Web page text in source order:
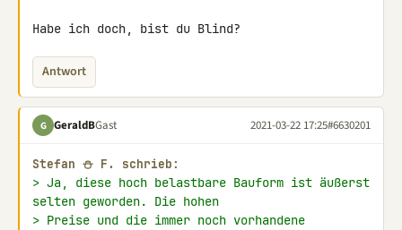
Habe ich doch, bist du Blind?
Antwort
G GeraldBGast 2021-03-22 17:25#6630201
Stefan ⛄ F. schrieb:
> Ja, diese hoch belastbare Bauform ist äußerst
selten geworden. Die hohen
> Preise und die immer noch vorhandene